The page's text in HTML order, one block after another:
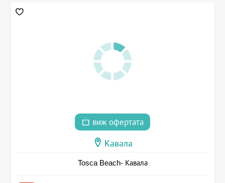
виж офертата
Кавала
Tosca Beach- Кавала